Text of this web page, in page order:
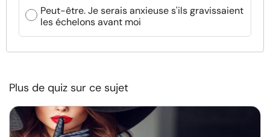
Peut-être. Je serais anxieuse s'ils gravissaient
les échelons avant moi
Plus de quiz sur ce sujet